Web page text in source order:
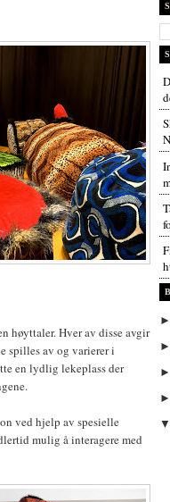
høyttaler. Hver av disse avgir
spilles av og varierer i
en lydlig lekeplass der
ved hjelp av spesielle
mulig å interagere med